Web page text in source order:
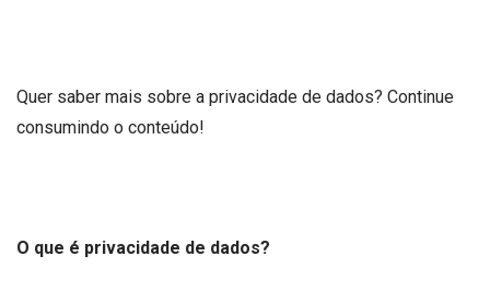
Quer saber mais sobre a privacidade de dados? Continue
consumindo o conteúdo!
O que é privacidade de dados?